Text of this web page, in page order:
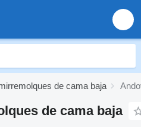
de cama baja
de cama baja